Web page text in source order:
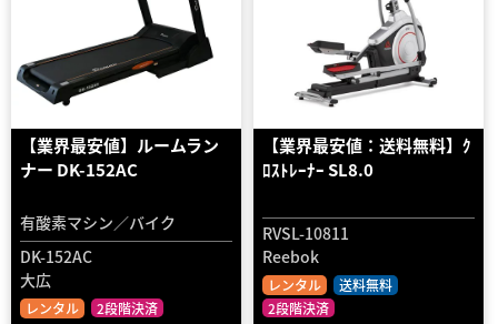
【業界最安値】ルームラン
ナー DK-152AC
有酸素マシン／バイク
DK-152AC
大広
レンタル 2段階決済
【業界最安値：送料無料】ｸ
ﾛｽﾄﾚｰﾅｰ SL8.0
RVSL-10811
Reebok
レンタル
送料無料
2段階決済